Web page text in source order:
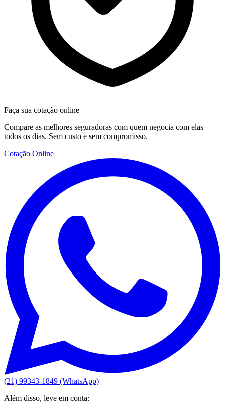
Faça sua cotação online
Compare as melhores seguradoras com quem negocia com elas
todos os dias. Sem custo e sem compromisso.
Cotação Online
(21) 99343-1849 (WhatsApp)
Além disso, leve em conta: